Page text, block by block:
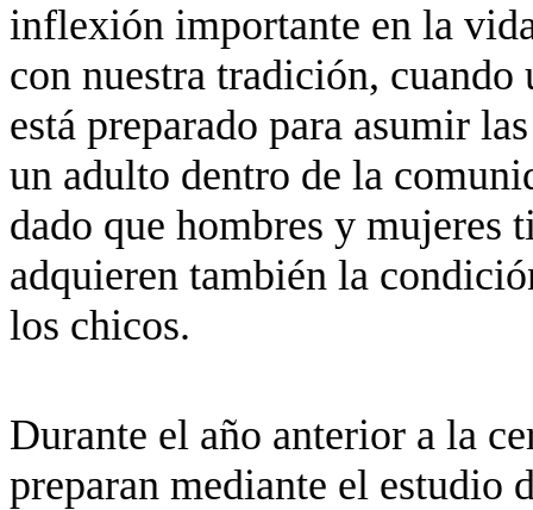
inflexión importante en la
con nuestra tradición, cuando
está preparado para asumir
un adulto dentro de la
dado que hombres y mujeres
adquieren también la
los chicos.
Durante el año anterior a la
preparan mediante el estudio